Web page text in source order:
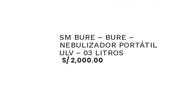
SM BURE – BURE –
NEBULIZADOR PORTÁTIL
ULV – 03 LITROS
S/ 2,000.00